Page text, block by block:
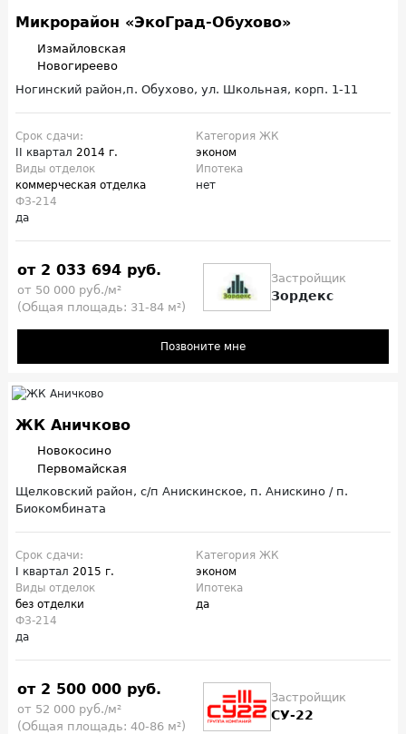
Микрорайон «ЭкоГрад-Обухово»
Измайловская
Новогиреево
Ногинский район,п. Обухово, ул. Школьная, корп. 1-11
Срок сдачи:
II квартал 2014 г.
Категория ЖК
эконом
Виды отделок
коммерческая отделка
Ипотека
нет
ФЗ-214
да
от 2 033 694 руб.
от 50 000 руб./м²
(Общая площадь: 31-84 м²)
Застройщик
Зордекс
Позвоните мне
ЖК Аничково
Новокосино
Первомайская
Щелковский район, с/п Анискинское, п. Анискино / п.
Биокомбината
Срок сдачи:
I квартал 2015 г.
Категория ЖК
эконом
Виды отделок
без отделки
Ипотека
да
ФЗ-214
да
от 2 500 000 руб.
от 52 000 руб./м²
(Общая площадь: 40-86 м²)
Застройщик
СУ-22